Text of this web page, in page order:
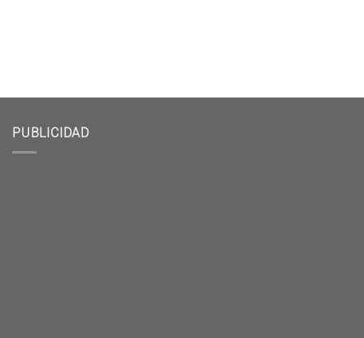
PUBLICIDAD